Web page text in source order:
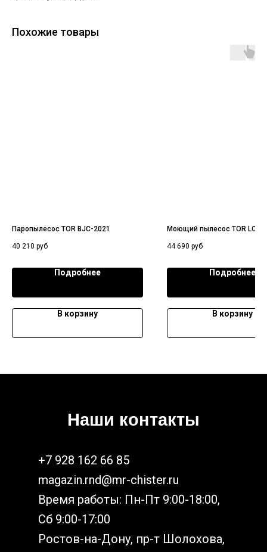
Похожие товары
Паропылесос TOR BJC-2021
40 210 руб
Подробнее
В корзину
Моющий пылесос TOR LC-
44 690 руб
Подробнее
В корзину
Наши контакты
+7 928 162 66 85
magazin.rnd@mr-chister.ru
Время работы: Пн-Пт 9:00-18:00,
Сб 9:00-17:00
Ростов-на-Дону, пр-т Шолохова,